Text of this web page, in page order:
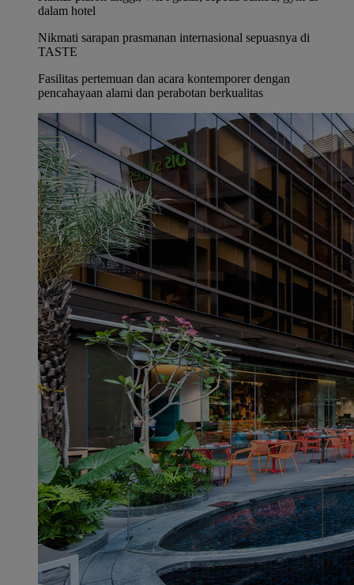
dalam hotel
Nikmati sarapan prasmanan internasional sepuasnya di
TASTE
Fasilitas pertemuan dan acara kontemporer dengan
pencahayaan alami dan perabotan berkualitas